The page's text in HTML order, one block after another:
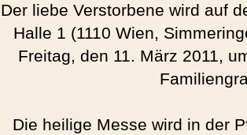
Der liebe Verstorbene wird auf
Halle 1 (1110 Wien,
Freitag, den 11. März 2011,
Die heilige Messe wird in der